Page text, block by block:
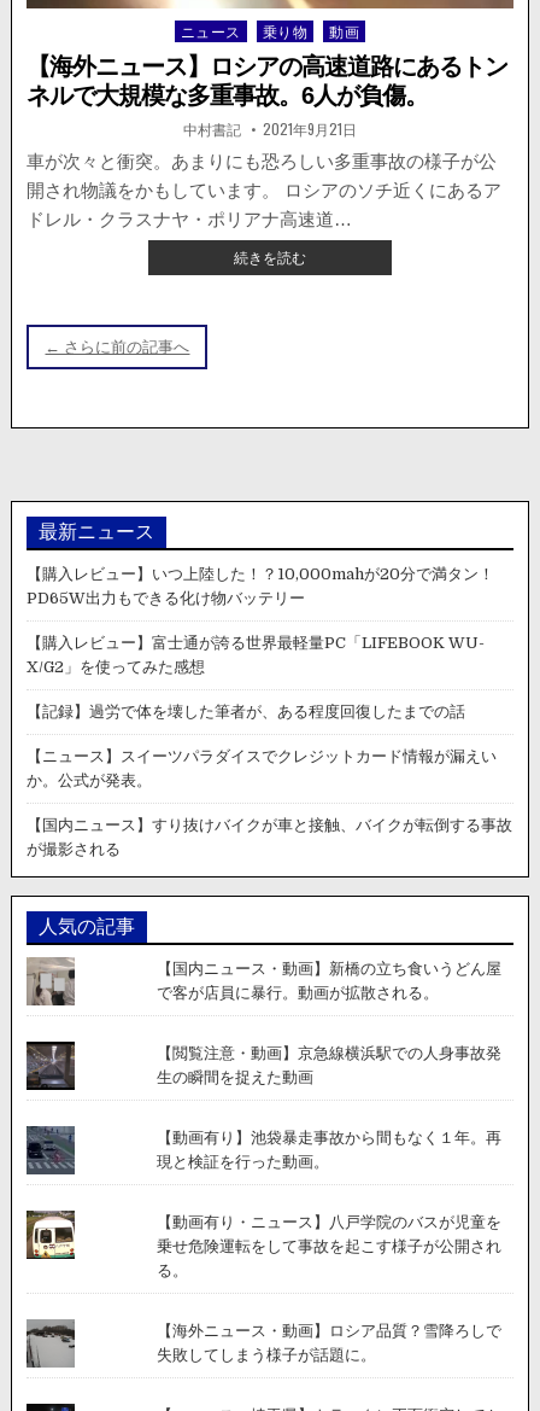
盗
未
遂
に。
監
視
メ
ラ
の
映
Posted
in
ニュース 乗り物 動画
【海外ニュース】ロシアの高速道路にあるトン
ネルで大規模な多重事故。6人が負傷。
著
者:
中村書記 掲
載
日：
2021年9月21日
車が次々と衝突。あまりにも恐ろしい多重事故の様子が公
開され物議をかもしています。 ロシアのソチ近くにあるア
ドレル・クラスナヤ・ポリアナ高速道…
続きを読む【海
外
速
路
に
る
ト
ネ
ル
で
大
模
な
重
事
6
人
が
稿
ナ
シ
ョ
ン
← さらに前の記事へ
最新ニュース
【購入レビュー】いつ上陸した！？10,000mahが20分で満タン！
PD65W出力もできる化け物バッテリー
【購入レビュー】富士通が誇る世界最軽量PC「LIFEBOOK WU-
X/G2」を使ってみた感想
【記録】過労で体を壊した筆者が、ある程度回復したまでの話
【ニュース】スイーツパラダイスでクレジットカード情報が漏えい
か。公式が発表。
【国内ニュース】すり抜けバイクが車と接触、バイクが転倒する事故
が撮影される
人気の記事
【国内ニュース・動画】新橋の立ち食いうどん屋
で客が店員に暴行。動画が拡散される。
【閲覧注意・動画】京急線横浜駅での人身事故発
生の瞬間を捉えた動画
【動画有り】池袋暴走事故から間もなく１年。再
現と検証を行った動画。
【動画有り・ニュース】八戸学院のバスが児童を
乗せ危険運転をして事故を起こす様子が公開され
る。
【海外ニュース・動画】ロシア品質？雪降ろしで
失敗してしまう様子が話題に。